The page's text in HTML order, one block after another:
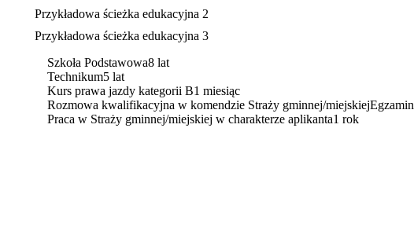
Przykładowa ścieżka edukacyjna 2
Przykładowa ścieżka edukacyjna 3
Szkoła Podstawowa8 lat
Technikum5 lat
Kurs prawa jazdy kategorii B1 miesiąc
Rozmowa kwalifikacyjna w komendzie Straży gminnej/miejskiejEgzamin
Praca w Straży gminnej/miejskiej w charakterze aplikanta1 rok